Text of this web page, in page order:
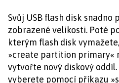
Svůj USB flash disk snadno
zobrazené velikosti. Poté
kterým flash disk
»create partition primary«
vytvořte nový diskový
vyberete pomocí příkazu